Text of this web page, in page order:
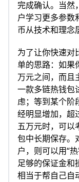
完成确认。当然
户学习更多参数
币从技术和理念
为了让你快速对
单的思路：如果
万元之间，而且
一款多链热钱包
虑；等到某个阶
经明显增加，超
五万元时，可以
包中长期保存。
户，则可以用“
足够的保证金和
相当于帮自己自